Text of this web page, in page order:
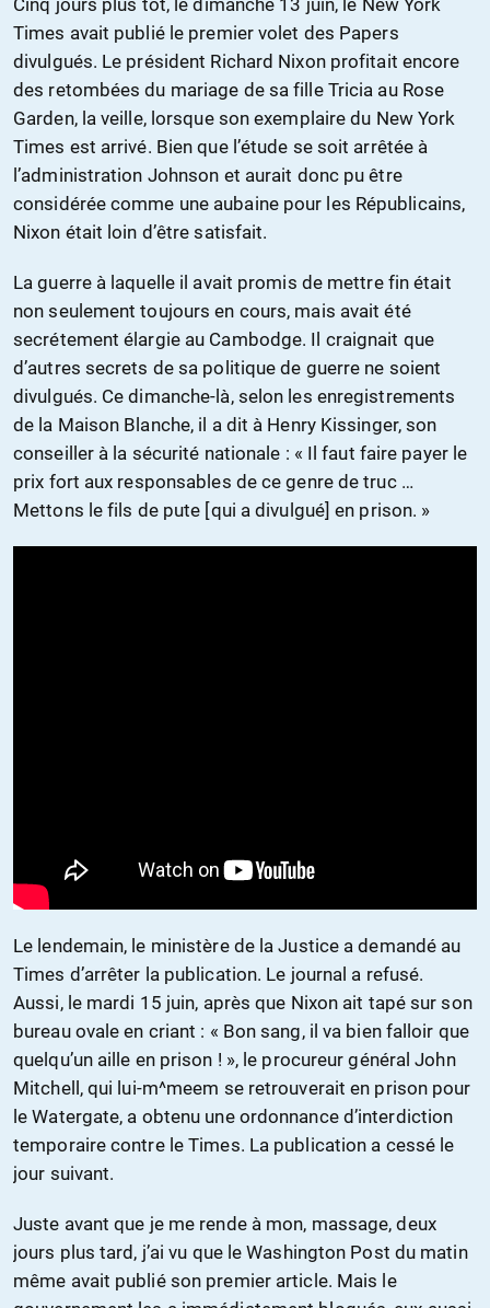
Cinq jours plus tôt, le dimanche 13 juin, le New York
Times avait publié le premier volet des Papers
divulgués. Le président Richard Nixon profitait encore
des retombées du mariage de sa fille Tricia au Rose
Garden, la veille, lorsque son exemplaire du New York
Times est arrivé. Bien que l’étude se soit arrêtée à
l’administration Johnson et aurait donc pu être
considérée comme une aubaine pour les Républicains,
Nixon était loin d’être satisfait.
La guerre à laquelle il avait promis de mettre fin était
non seulement toujours en cours, mais avait été
secrétement élargie au Cambodge. Il craignait que
d’autres secrets de sa politique de guerre ne soient
divulgués. Ce dimanche-là, selon les enregistrements
de la Maison Blanche, il a dit à Henry Kissinger, son
conseiller à la sécurité nationale : « Il faut faire payer le
prix fort aux responsables de ce genre de truc …
Mettons le fils de pute [qui a divulgué] en prison. »
Le lendemain, le ministère de la Justice a demandé au
Times d’arrêter la publication. Le journal a refusé.
Aussi, le mardi 15 juin, après que Nixon ait tapé sur son
bureau ovale en criant : « Bon sang, il va bien falloir que
quelqu’un aille en prison ! », le procureur général John
Mitchell, qui lui-m^meem se retrouverait en prison pour
le Watergate, a obtenu une ordonnance d’interdiction
temporaire contre le Times. La publication a cessé le
jour suivant.
Juste avant que je me rende à mon, massage, deux
jours plus tard, j’ai vu que le Washington Post du matin
même avait publié son premier article. Mais le